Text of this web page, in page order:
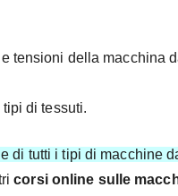
tensioni della macchina
di tessuti.
di tutti i tipi di macchine
corsi online sulle